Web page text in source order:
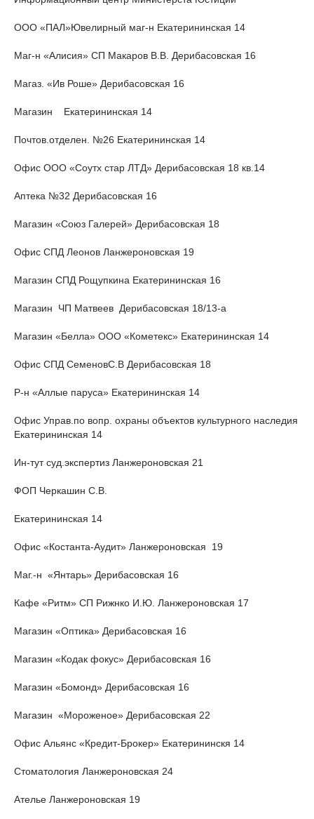
ООО «ПАЛ»Ювелирный маг-н Екатерининская 14
Маг-н «Алисия» СП Макаров В.В. Дерибасовская 16
Магаз. «Ив Роше» Дерибасовская 16
Магазин Екатерининская 14
Почтов.отделен. №26 Екатерининская 14
Офис ООО «Соутх стар ЛТД» Дерибасовская 18 кв.14
Аптека №32 Дерибасовская 16
Магазин «Союз Галерей» Дерибасовская 18
Офис СПД Леонов Ланжероновская 19
Магазин СПД Рощупкина Екатерининская 16
Магазин ЧП Матвеев Дерибасовская 18/13-а
Магазин «Белла» ООО «Кометекс» Екатерининская 14
Офис СПД СеменовС.В Дерибасовская 18
Р-н «Аллые паруса» Екатерининская 14
Офис Управ.по вопр. охраны объектов культурного наследия
Екатерининская 14
Ин-тут суд.экспертиз Ланжероновская 21
ФОП Черкашин С.В.
Екатерининская 14
Офис «Костанта-Аудит» Ланжероновская 19
Маг.-н «Янтарь» Дерибасовская 16
Кафе «Ритм» СП Рижнко И.Ю. Ланжероновская 17
Магазин «Оптика» Дерибасовская 16
Магазин «Кодак фокус» Дерибасовская 16
Магазин «Бомонд» Дерибасовская 16
Магазин «Мороженое» Дерибасовская 22
Офис Альянс «Кредит-Брокер» Екатерининскя 14
Стоматология Ланжероновская 24
Ателье Ланжероновская 19